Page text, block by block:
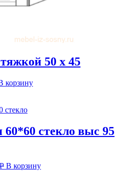
50 х 45
корзину
60*60 стекло выс 95
Р В корзину